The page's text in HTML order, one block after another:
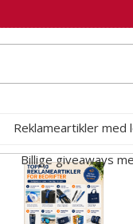
Reklameartikler med
Billige giveaways